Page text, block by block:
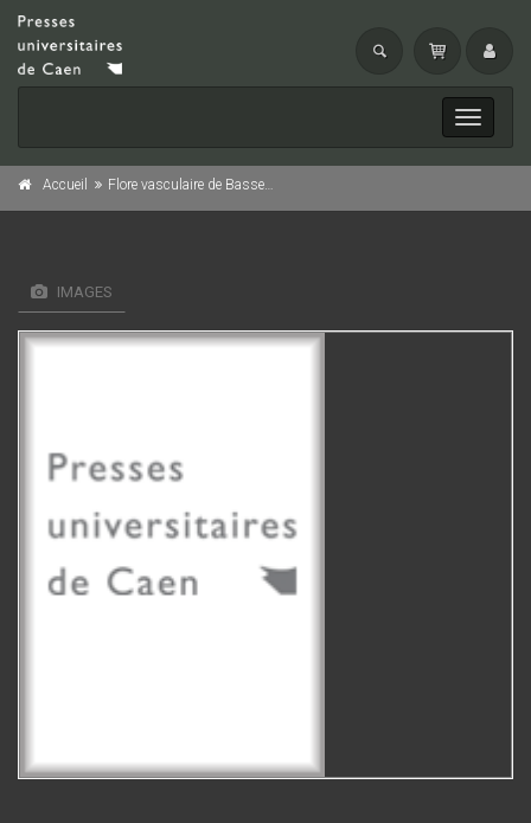
Toggle
Accueil Flore vasculaire de Basse-Normandie
IMAGES